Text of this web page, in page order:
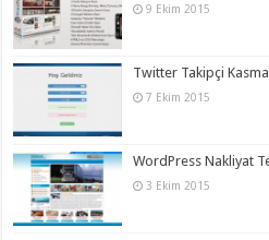
9 Ekim 2015
Twitter Takipçi
7 Ekim 2015
WordPress Nakliyat
3 Ekim 2015